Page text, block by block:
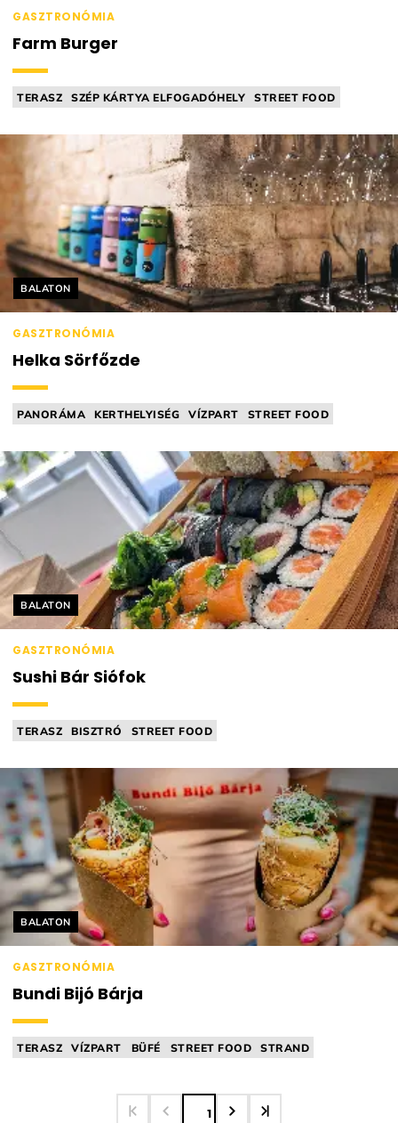
GASZTRONÓMIA
Farm Burger
TERASZ SZÉP KÁRTYA ELFOGADÓHELY
STREET FOOD
Helyszín címkék:
BALATON
GASZTRONÓMIA
Helka Sörfőzde
PANORÁMA KERTHELYISÉG VÍZPART
STREET FOOD
Helyszín címkék:
BALATON
GASZTRONÓMIA
Sushi Bár Siófok
TERASZ BISZTRÓ
STREET FOOD
Helyszín címkék:
BALATON
GASZTRONÓMIA
Bundi Bijó Bárja
TERASZ VÍZPART BÜFÉ STREET FOOD STRAND
1